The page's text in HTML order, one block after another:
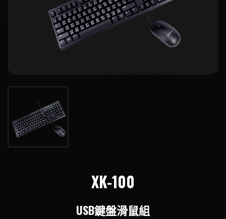
XK-100
USB鍵盤滑鼠組